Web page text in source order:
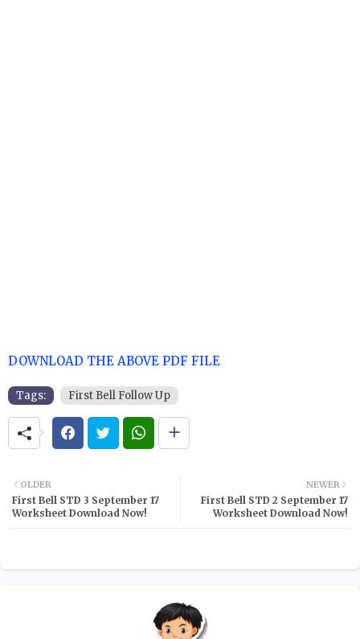
DOWNLOAD THE ABOVE PDF FILE
Tags: First Bell Follow Up
NEWER
First Bell STD 2 September 17
Worksheet Download Now!
OLDER
First Bell STD 3 September 17
Worksheet Download Now!